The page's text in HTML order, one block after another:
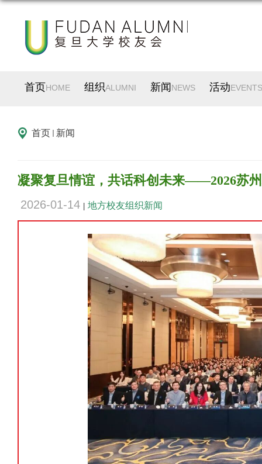
首页HOME 组织ALUMNI 新闻 NEWS 活动EVENTS
首页 新闻
凝聚复旦情谊，共话科创未来——2026苏
2026-01-14 地方校友组织新闻